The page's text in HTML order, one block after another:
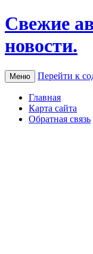
Свежие
новости.
Меню Перейти к
Главная
Карта сайта
Обратная связь